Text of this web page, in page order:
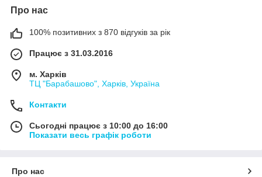
Про нас
100% позитивних з 870 відгуків за рік
Працює з 31.03.2016
м. Харків
ТЦ "Барабашово", Харків, Україна
Контакти
Сьогодні працює з 10:00 до 16:00
Показати весь графік роботи
Про нас